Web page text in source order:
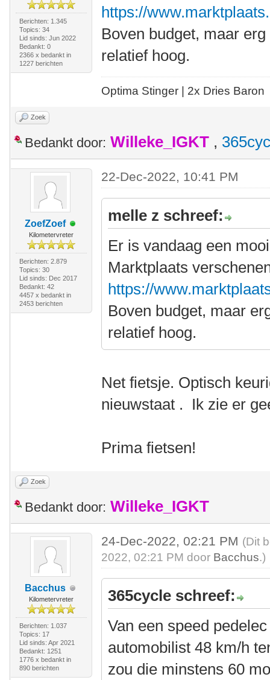
Berichten: 1.345
Topics: 34
Lid sinds: Jun 2022
Bedankt: 0
2366 x bedankt in
1227 berichten
https://
Boven budget, maar
relatief hoog.
Optima Stinger | 2x Dries Baron
Zoek
Bedankt door: Willeke_IGKT ,
ZoefZoef
Kilometervreter
Berichten: 2.879
Topics: 30
Lid sinds: Dec 2017
Bedankt: 42
4457 x bedankt in
2453 berichten
22-Dec-2022, 10:41 PM
melle z schreef:
Er is vandaag een
Marktplaats
https://
Boven budget, maar
relatief hoog.
Net fietsje. Optisch
nieuwstaat . Ik zie er
Prima fietsen!
Zoek
Bedankt door: Willeke_IGKT
Bacchus
Kilometervreter
Berichten: 1.037
Topics: 17
Lid sinds: Apr 2021
Bedankt: 1251
1776 x bedankt in
890 berichten
24-Dec-2022, 02:21 PM (Dit
2022, 02:21 PM door Bacchus.)
365cycle schreef:
Van een speed
automobilist 48 km/h
zou die minstens 60